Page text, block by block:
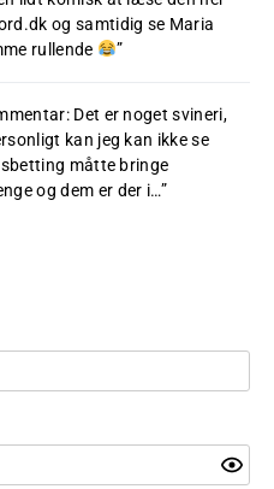
og samtidig se Maria
rullende
”
Det er noget svineri,
kan jeg kan ikke se
måtte bringe
og dem er der i…”